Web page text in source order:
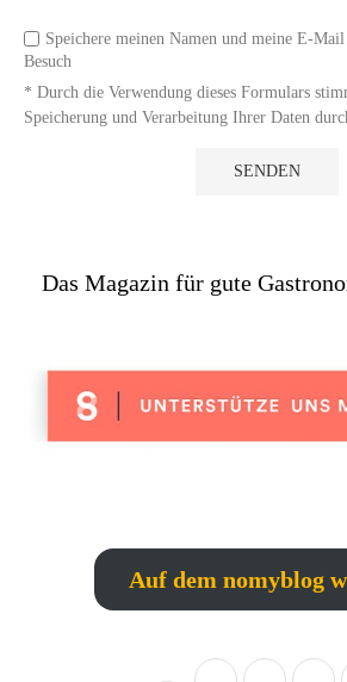
Speichere meinen Namen und meine E-
Besuch
* Durch die Verwendung dieses Formulars
Speicherung und Verarbeitung Ihrer Daten
Das Magazin für gute
Auf dem nomyblog